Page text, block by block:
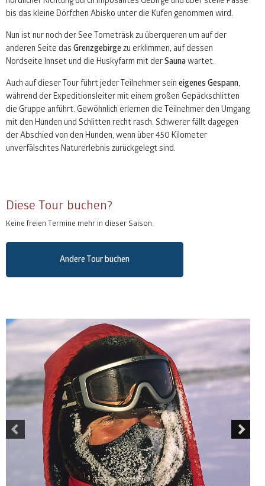
bis das kleine Dörfchen Abisko unter die Kufen genommen wird.
Nun ist nur noch der See Torneträsk zu überqueren um auf der
anderen Seite das Grenzgebirge zu erklimmen, auf dessen
Nordseite Innset und die Huskyfarm mit derSaunawartet.
Auch auf dieser Tour führt jeder Teilnehmer sein eigenes Gespann,
während der Expeditionsleiter mit einem großen Gepäckschlitten
die Gruppe anführt. Gewöhnlich erlernen die Teilnehmer den Umgang
mit den Hunden und Schlitten recht rasch. Schwerer fällt dagegen
der Abschied von den Hunden, wenn über 450 Kilometer
unverfälschtes Naturerlebnis zurückgelegt sind.
Diese Tour buchen?
Keine freien Termine mehr in dieser Saison.
Andere Tour buchen